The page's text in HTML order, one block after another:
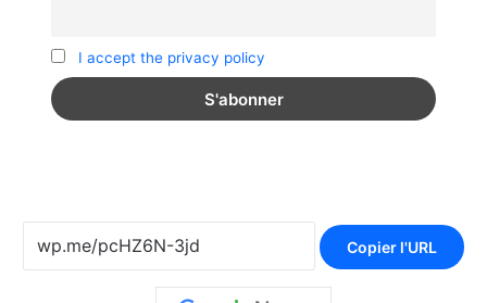
I accept the privacy policy
Copier l'URL